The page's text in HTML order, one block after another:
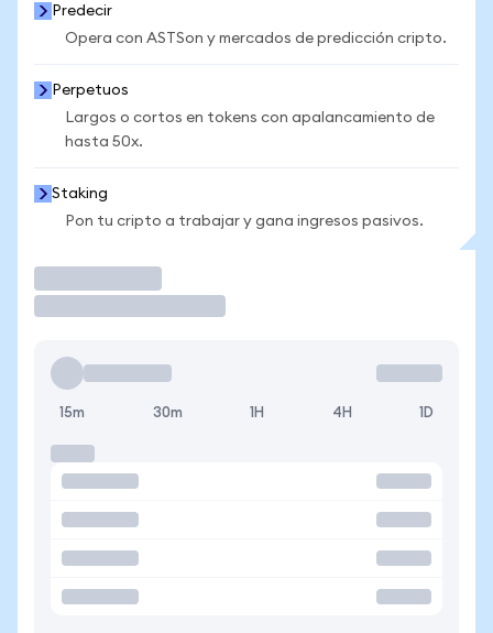
Predecir
Opera con ASTSon y mercados de predicción cripto.
Perpetuos
Largos o cortos en tokens con apalancamiento de
hasta 50x.
Staking
Pon tu cripto a trabajar y gana ingresos pasivos.
15m 30m 1H 4H 1D